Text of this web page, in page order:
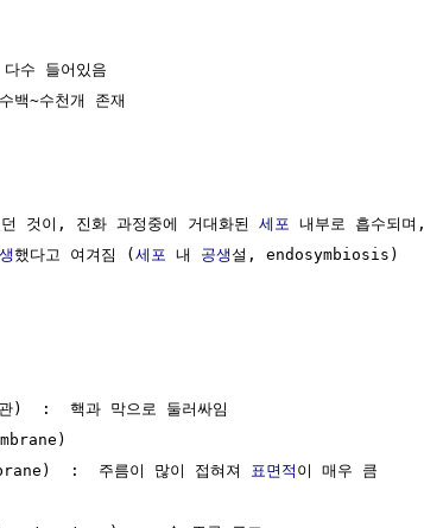
수 들어있음
백~수천개 존재
던 것이, 진화 과정중에 거대화된 세포 내부로 흡수되며,
했다고 여겨짐 (세포 내 공생설, endosymbiosis)
)  :  핵과 막으로 둘러싸임
:  주름이 많이 접혀져
표면적 이 매우 큼